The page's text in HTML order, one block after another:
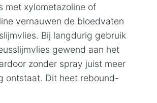
met xylometazoline of
vernauwen de bloedvaten
Bij langdurig gebruik
gewend aan het
zonder spray juist meer
ontstaat. Dit heet rebound-